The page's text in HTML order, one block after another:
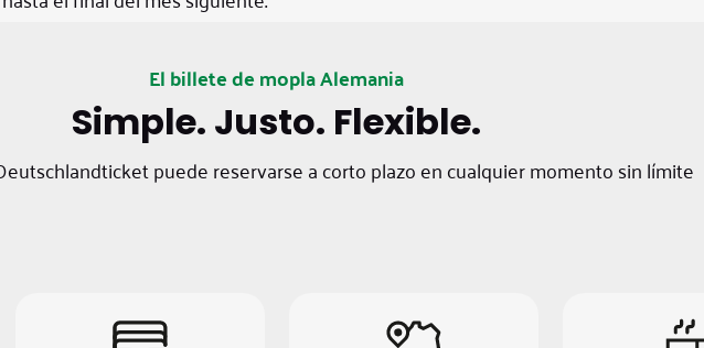
El billete de mopla Alemania
Simple. Justo. Flexible.
puede reservarse a corto plazo en cualquier momento sin límite